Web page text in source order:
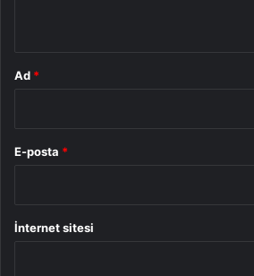
Ad *
E-posta *
İnternet sitesi